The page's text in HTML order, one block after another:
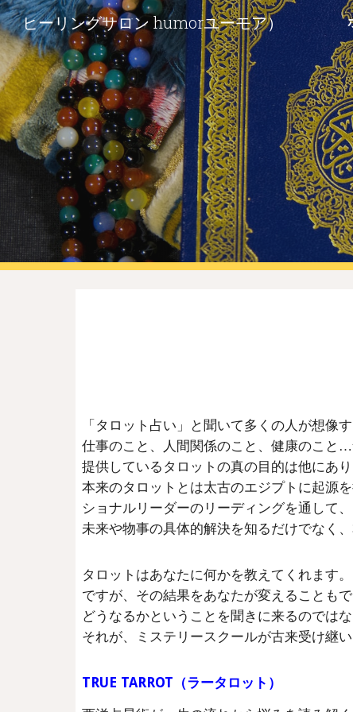
ヒーリングサロン humorユーモア）
「タロット占い」と聞いて多くの人が想像
仕事のこと、人間関係のこと、健康のこと
提供しているタロットの真の目的は他にあり
本来のタロットとは太古のエジプトに起源
ショナルリーダーのリーディングを通して
未来や物事の具体的解決を知るだけでなく
タロットはあなたに何かを教えてくれます。
ですが、その結果をあなたが変えることもで
どうなるかということを聞きに来るのでは
それが、ミステリースクールが古来受け継
TRUE TARROT（ラータロット）